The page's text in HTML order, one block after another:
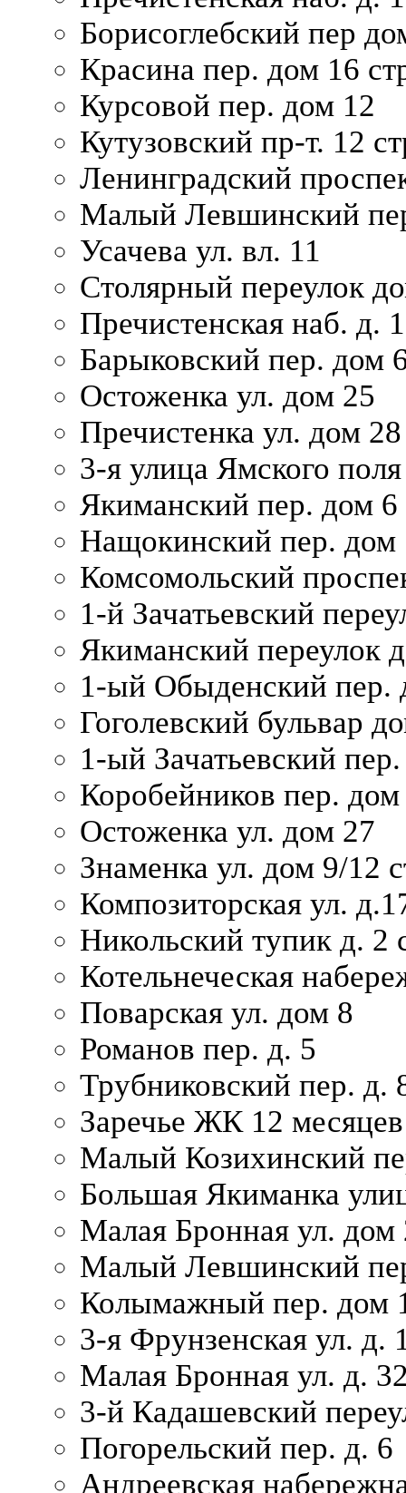
Борисоглебский пер
Красина пер. дом 16
Курсовой пер. дом 12
Кутузовский пр-т. 12
Ленинградский
Малый Левшинский
Усачева ул. вл. 11
Столярный переулок
Пречистенская наб. д.
Барыковский пер. дом
Остоженка ул. дом 25
Пречистенка ул. дом 28
3-я улица Ямского
Якиманский пер. дом 6
Нащокинский пер. дом
Комсомольский
1-й Зачатьевский
Якиманский переулок
1-ый Обыденский пер.
Гоголевский бульвар
1-ый Зачатьевский
Коробейников пер.
Остоженка ул. дом 27
Знаменка ул. дом 9/12
Композиторская ул.
Никольский тупик д. 2
Котельнеческая
Поварская ул. дом 8
Романов пер. д. 5
Трубниковский пер. д.
Заречье ЖК 12 месяцев
Малый Козихинский
Большая Якиманка
Малая Бронная ул. дом
Малый Левшинский
Колымажный пер. дом
3-я Фрунзенская ул. д.
Малая Бронная ул. д.
3-й Кадашевский
Погорельский пер. д. 6
Андреевская